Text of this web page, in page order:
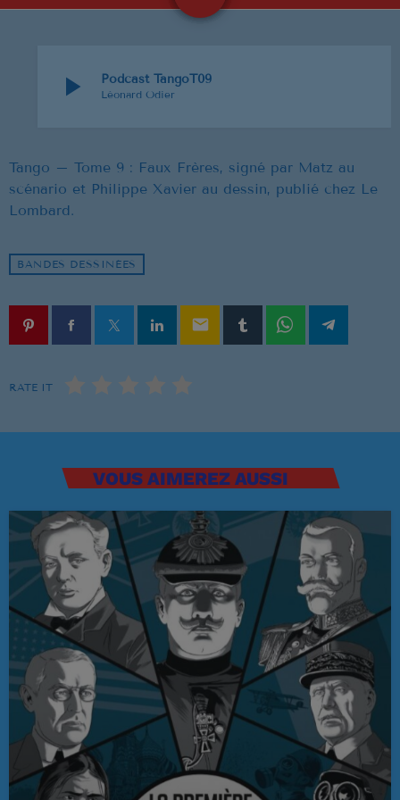
EVENEMENTS
SOUTIEN
Musique Non Stop
PROCHAINES ÉMISSIONS
Ré 70′
20:00 - 20:59
Ré 80′
21:00 - 21:59
Retiens La Nuit
play_arrow Podcast TangoT09
Léonard Odier
Tango – Tome 9 : Faux Frères, signé par Matz au
scénario et Philippe Xavier au dessin, publié chez Le
Lombard.
BANDES DESSINÉES
email
RATE IT
VOUS AIMEREZ AUSSI